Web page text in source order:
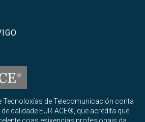
Tecnoloxías de Telecomunicación conta
calidade EUR-ACE®, que acredita que